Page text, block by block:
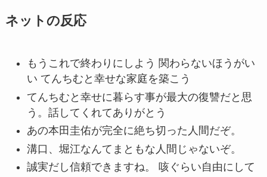
ネットの反応
もうこれで終わりにしよう 関わらないほうがい
い てんちむと幸せな家庭を築こう
てんちむと幸せに暮らす事が最大の復讐だと思
う。話してくれてありがとう
あの本田圭佑が完全に絶ち切った人間だぞ。
溝口、堀江なんてまともな人間じゃないぞ。
誠実だし信頼できますね。 咳ぐらい自由にして